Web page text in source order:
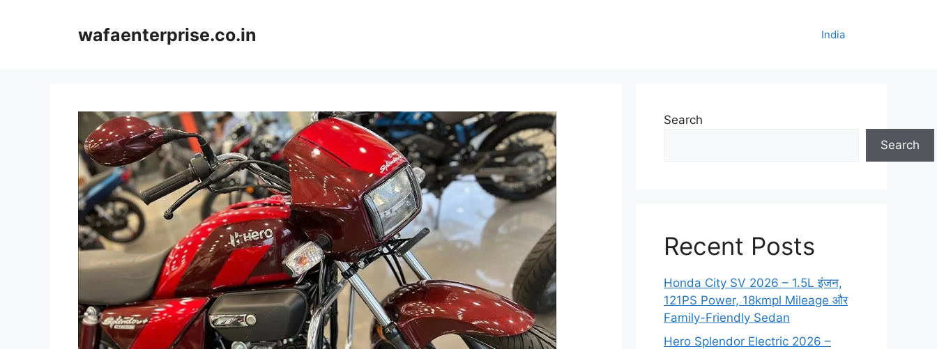
wafaenterprise.co.in India
Search
Search
Recent Posts
Honda City SV 2026 – 1.5L इंजन,
121PS Power, 18kmpl Mileage और
Family-Friendly Sedan
Hero Splendor Electric 2026 –